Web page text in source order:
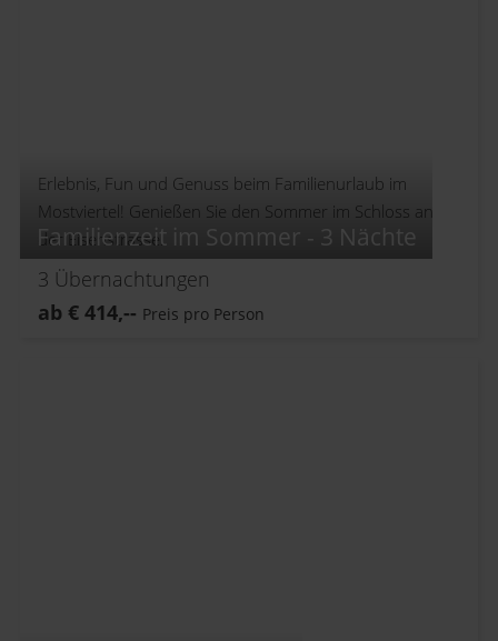
Familienzeit im Sommer - 3 Nächte
Erlebnis, Fun und Genuss beim Familienurlaub im
Mostviertel! Genießen Sie den Sommer im Schloss an
der Eisenstrasse.
3 Übernachtungen
ab € 414,-- Preis pro Person